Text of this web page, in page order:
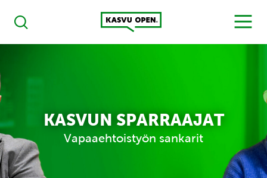
Haku
Kasvu Open
MENU
KASVUN SPARRAAJAT
Vapaaehtoistyön sankarit